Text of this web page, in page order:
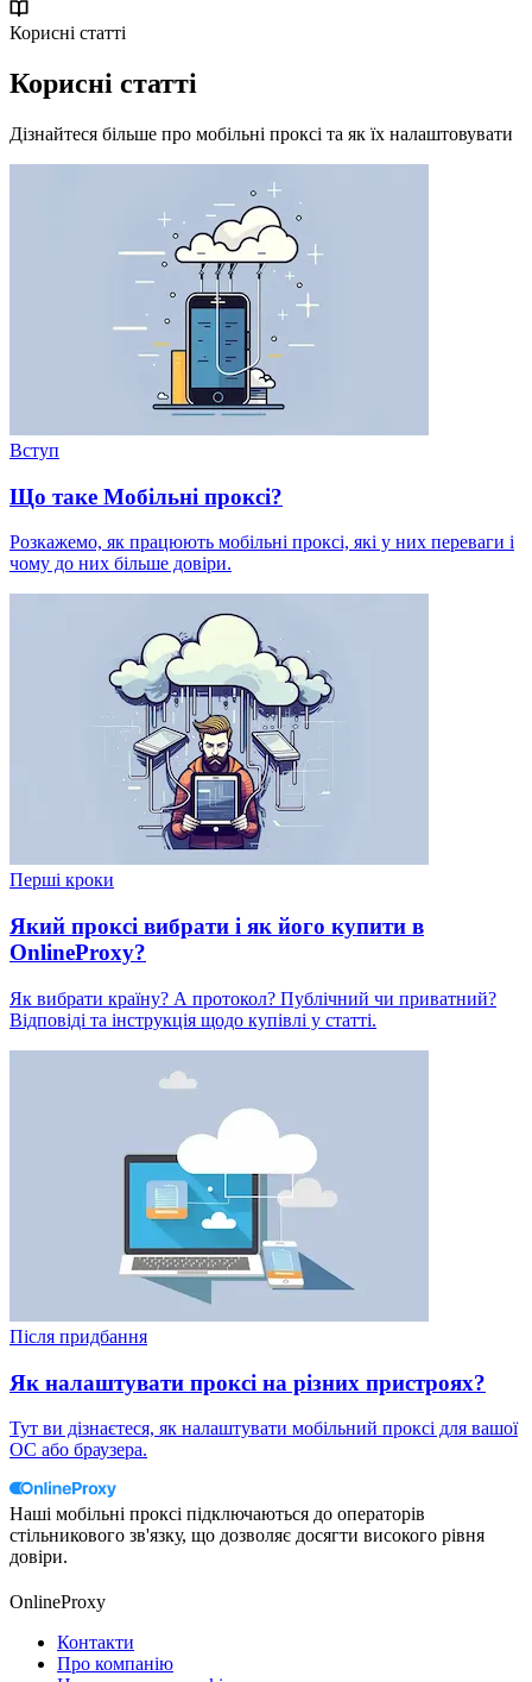
Корисні статті
Корисні статті
Дізнайтеся більше про мобільні проксі та як їх налаштовувати
Вступ
Що таке Мобільні проксі?
Розкажемо, як працюють мобільні проксі, які у них переваги і
чому до них більше довіри.
Перші кроки
Який проксі вибрати і як його купити в
OnlineProxy?
Як вибрати країну? А протокол? Публічний чи приватний?
Відповіді та інструкція щодо купівлі у статті.
Після придбання
Як налаштувати проксі на різних пристроях?
Тут ви дізнаєтеся, як налаштувати мобільний проксі для вашої
ОС або браузера.
Наші мобільні проксі підключаються до операторів
стільникового зв'язку, що дозволяє досягти високого рівня
довіри.
OnlineProxy
Контакти
Про компанію